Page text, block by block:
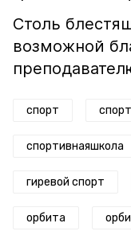
Столь
возможной
спорт
спортивнаяшкола
гиревой спорт
орбита